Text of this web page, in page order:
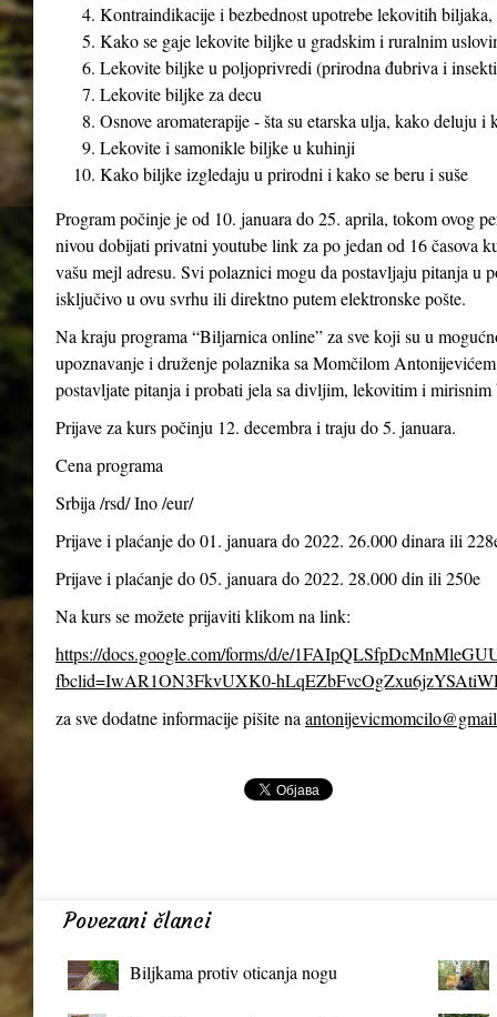
Kontraindikacije i bezbednost upotrebe lekovitih
Kako se gaje lekovite biljke u gradskim i ruralnim
Lekovite biljke u poljoprivredi (prirodna đubriva i
Lekovite biljke za decu
Osnove aromaterapije - šta su etarska ulja, kako deluju
Lekovite i samonikle biljke u kuhinji
Kako biljke izgledaju u prirodni i kako se beru i suše
Program počinje je od 10. januara do 25. aprila, tokom ovog
nivou dobijati privatni youtube link za po jedan od 16 časova
vašu mejl adresu. Svi polaznici mogu da postavljaju pitanja u
isključivo u ovu svrhu ili direktno putem elektronske pošte.
Na kraju programa “Biljarnica online” za sve koji su u
upoznavanje i druženje polaznika sa Momčilom
postavljate pitanja i probati jela sa divljim, lekovitim i
Prijave za kurs počinju 12. decembra i traju do 5. januara.
Cena programa
Srbija /rsd/ Ino /eur/
Prijave i plaćanje do 01. januara do 2022. 26.000 dinara ili
Prijave i plaćanje do 05. januara do 2022. 28.000 din ili 250e
Na kurs se možete prijaviti klikom na link:
https://docs.google.com/forms/d/e/
fbclid=IwAR1ON3FkvUXK0-
za sve dodatne informacije pišite na
Povezani članci
Biljkama protiv oticanja nogu